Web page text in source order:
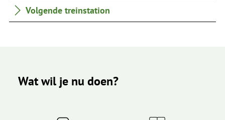
Volgende treinstation
Wat wil je nu doen?